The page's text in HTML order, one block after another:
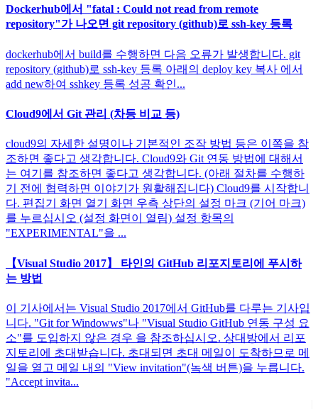
Dockerhub에서 "fatal : Could not read from remote
repository"가 나오면 git repository (github)로 ssh-key 등록
dockerhub에서 build를 수행하면 다음 오류가 발생합니다. git
repository (github)로 ssh-key 등록 아래의 deploy key 복사 에서
add new하여 sshkey 등록 성공 확인...
Cloud9에서 Git 관리 (차등 비교 등)
cloud9의 자세한 설명이나 기본적인 조작 방법 등은 이쪽을 참
조하면 좋다고 생각합니다. Cloud9와 Git 연동 방법에 대해서
는 여기를 참조하면 좋다고 생각합니다. (아래 절차를 수행하
기 전에 협력하면 이야기가 원활해집니다) Cloud9를 시작합니
다. 편집기 화면 열기 화면 우측 상단의 설정 마크 (기어 마크)
를 누르십시오 (설정 화면이 열림) 설정 항목의
"EXPERIMENTAL"을 ...
【Visual Studio 2017】 타인의 GitHub 리포지토리에 푸시하
는 방법
이 기사에서는 Visual Studio 2017에서 GitHub를 다루는 기사입
니다. "Git for Windowws"나 "Visual Studio GitHub 연동 구성 요
소"를 도입하지 않은 경우 을 참조하십시오. 상대방에서 리포
지토리에 초대받습니다. 초대되면 초대 메일이 도착하므로 메
일을 열고 메일 내의 "View invitation"(녹색 버튼)을 누릅니다.
"Accept invita...